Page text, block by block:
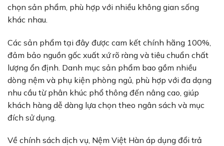
chọn sản phẩm, phù hợp với nhiều không gian sống
khác nhau.
Các sản phẩm tại đây được cam kết chính hãng 100%,
đảm bảo nguồn gốc xuất xứ rõ ràng và tiêu chuẩn chất
lượng ổn định. Danh mục sản phẩm bao gồm nhiều
dòng nệm và phụ kiện phòng ngủ, phù hợp với đa dạng
nhu cầu từ phân khúc phổ thông đến nâng cao, giúp
khách hàng dễ dàng lựa chọn theo ngân sách và mục
đích sử dụng.
Về chính sách dịch vụ, Nệm Việt Hàn áp dụng đổi trả